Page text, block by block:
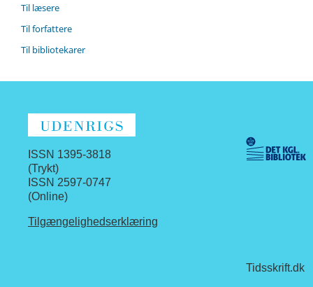
Til læsere
Til forfattere
Til bibliotekarer
ISSN 1395-3818
(Trykt)
ISSN 2597-0747
(Online)
Tilgængelighedserklæring